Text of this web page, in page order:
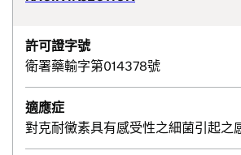
許可證字號
衛署藥輸字第014378號
適應症
對克耐黴素具有感受性之細菌引起之